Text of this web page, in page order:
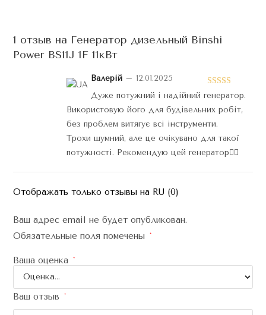
1 отзыв на Генератор дизельный Binshi
Power BS11J 1F 11кВт
Оценка5
Валерій – 12.01.2025
Дуже потужний і надійний генератор.
Використовую його для будівельних робіт,
без проблем витягує всі інструменти.
Трохи шумний, але це очікувано для такої
потужності. Рекомендую цей генератор👍🏻
Отображать только отзывы на RU (0)
Ваш адрес email не будет опубликован.
Обязательные поля помечены
*
Ваша оценка *
Ваш отзыв *